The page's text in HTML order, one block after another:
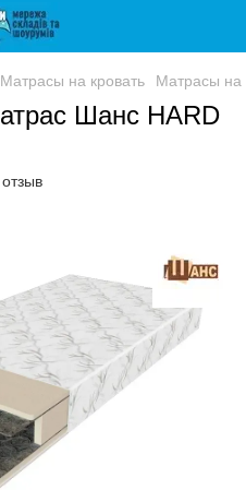
Матрасы на кровать Матрасы на
Шанс HARD